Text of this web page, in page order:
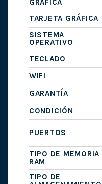
GRÁFICA
TARJETA GRÁFICA
SISTEMA
OPERATIVO
TECLADO
WIFI
GARANTÍA
CONDICIÓN
PUERTOS
TIPO DE MEMORIA
RAM
TIPO DE